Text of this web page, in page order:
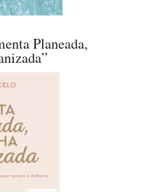
Planeada,